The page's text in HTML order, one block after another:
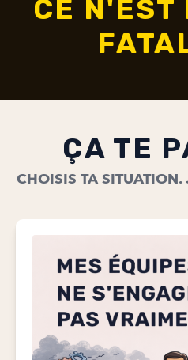
CE N'EST
ÇA TE
CHOISIS TA